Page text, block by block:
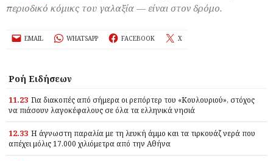
περιοδικό κόμικς του γαλαξία — είναι στον δρόμο.
EMAIL WHATSAPP FACEBOOK X
Ροή Ειδήσεων
11.23 Για διακοπές από σήμερα οι ρεπόρτερ του «Κουλουριού», στόχος
να πιάσουν λαγοκέφαλους σε όλα τα ελληνικά νησιά
12.33 Η άγνωστη παραλία με τη λευκή άμμο και τα τιρκουάζ νερά που
απέχει μόλις 17.000 χιλιόμετρα από την Αθήνα